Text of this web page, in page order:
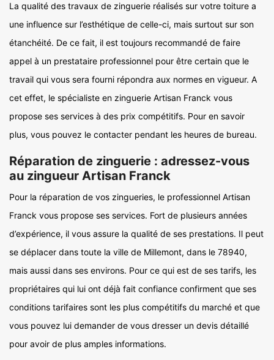
La qualité des travaux de zinguerie réalisés sur votre toiture a
une influence sur l’esthétique de celle-ci, mais surtout sur son
étanchéité. De ce fait, il est toujours recommandé de faire
appel à un prestataire professionnel pour être certain que le
travail qui vous sera fourni répondra aux normes en vigueur. A
cet effet, le spécialiste en zinguerie Artisan Franck vous
propose ses services à des prix compétitifs. Pour en savoir
plus, vous pouvez le contacter pendant les heures de bureau.
Réparation de zinguerie : adressez-vous
au zingueur Artisan Franck
Pour la réparation de vos zingueries, le professionnel Artisan
Franck vous propose ses services. Fort de plusieurs années
d’expérience, il vous assure la qualité de ses prestations. Il peut
se déplacer dans toute la ville de Millemont, dans le 78940,
mais aussi dans ses environs. Pour ce qui est de ses tarifs, les
propriétaires qui lui ont déjà fait confiance confirment que ses
conditions tarifaires sont les plus compétitifs du marché et que
vous pouvez lui demander de vous dresser un devis détaillé
pour avoir de plus amples informations.